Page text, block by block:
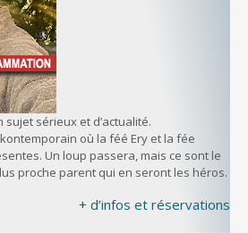
sérieux et d’actualité.
où la féé Ery et la fée
Un loup passera, mais ce sont le
proche parent qui en seront les héros.
+ d’infos et réservations